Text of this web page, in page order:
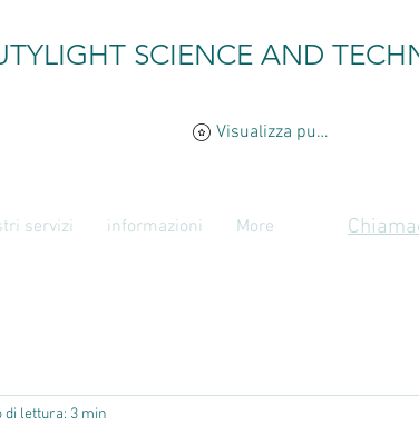
SCIENCE AND
Visualizza punti
servizi informazioni More
di lettura: 3 min